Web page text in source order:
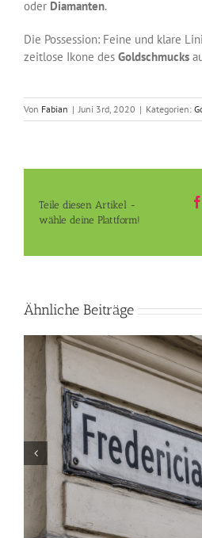
oder Diamanten.
Die Possession: Feine und klare
zeitlose Ikone des Goldschmucks
Von Fabian | Juni 3rd, 2020 | Kategorien:
Teile diesen Artikel -
wähle deine Plattform!
Ähnliche Beiträge
Goldankauf